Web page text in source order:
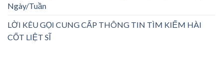
Ngày/Tuần
LỜI KÊU GỌI CUNG CẤP THÔNG TIN TÌM KIẾM HÀI
CỐT LIỆT SĨ